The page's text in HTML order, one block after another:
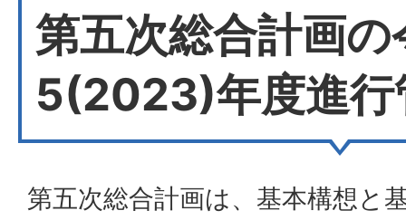
第五次総合計画の
5(2023)年度進行
第五次総合計画は、基本構想と